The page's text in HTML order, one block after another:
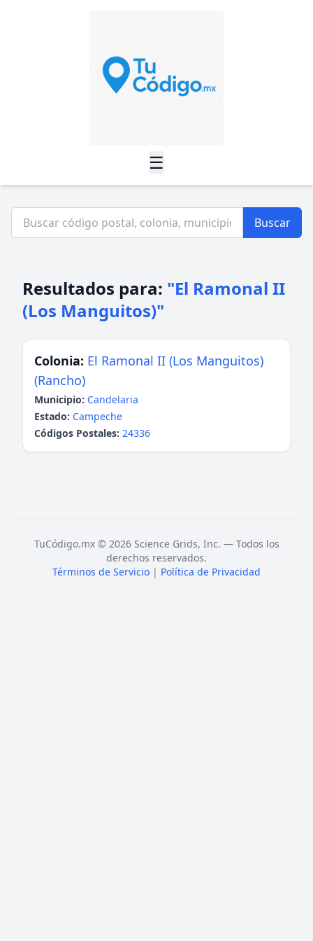
☰
Buscar
Resultados para: "El Ramonal II
(Los Manguitos)"
Colonia: El Ramonal II (Los Manguitos)
(Rancho)
Municipio: Candelaria
Estado: Campeche
Códigos Postales: 24336
TuCódigo.mx © 2026 Science Grids, Inc. — Todos los
derechos reservados.
Términos de Servicio | Política de Privacidad